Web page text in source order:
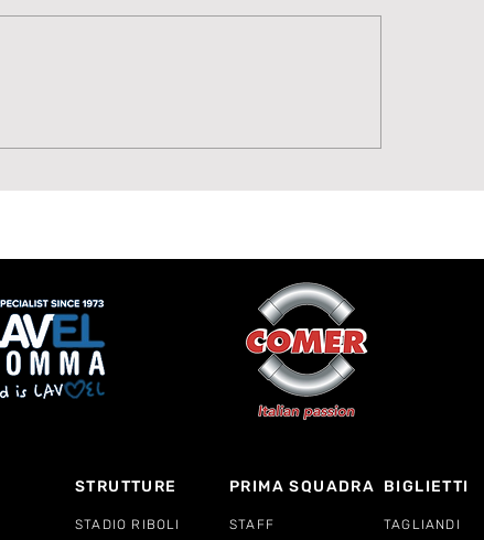
STRUTTURE PRIMA SQUADRA BIGLIETTI
STADIO RIBOLI STAFF TAGLIANDI